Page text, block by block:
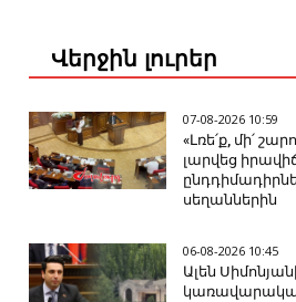
Վերջին լուրեր
07-08-2026 10:59
«Լռե՛ք, մի՛
լարվեց
սեղաններին
06-08-2026 10:45
Ալեն